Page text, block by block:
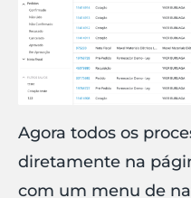
Agora todos os
diretamente na
com um menu de